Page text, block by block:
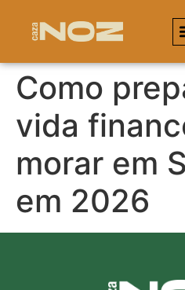
Como
vida
morar em
em 2026